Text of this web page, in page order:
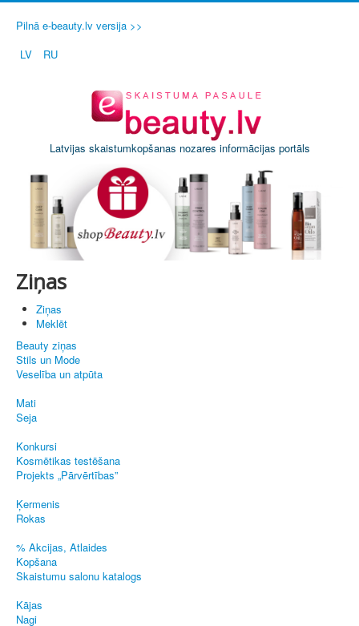
Pilnā e-beauty.lv versija >>
LV
RU
Latvijas skaistumkopšanas nozares informācijas portāls
Ziņas
Ziņas
Meklēt
Beauty ziņas
Stils un Mode
Veselība un atpūta
Mati
Seja
Konkursi
Kosmētikas testēšana
Projekts „Pārvērtības”
Ķermenis
Rokas
% Akcijas, Atlaides
Kopšana
Skaistumu salonu katalogs
Kājas
Nagi